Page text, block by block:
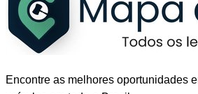
Encontre as melhores oportunidades